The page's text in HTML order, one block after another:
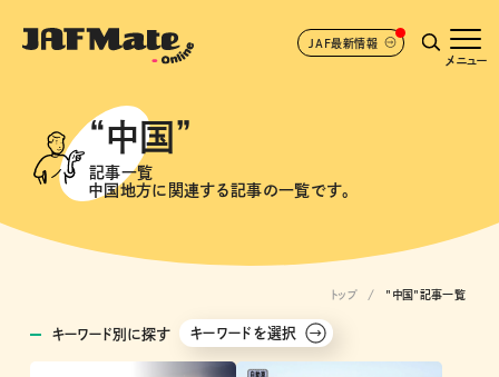
JAF最新情報
メニュー
“中国”
記事一覧
中国地方に関連する記事の一覧です。
トップ "中国"記事一覧
キーワード別に探す キーワードを選択